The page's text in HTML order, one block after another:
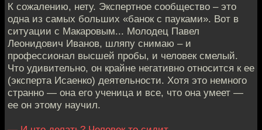
К сожалению, нету. Экспертное сообщество – это
одна из самых больших «банок с пауками». Вот в
ситуации с Макаровым... Молодец Павел
Леонидович Иванов, шляпу снимаю – и
профессионал высшей пробы, и человек смелый.
Что удивительно, он крайне негативно относится к ее
(эксперта Исаенко) деятельности. Хотя это немного
странно — она его ученица и все, что она умеет —
ее он этому научил.